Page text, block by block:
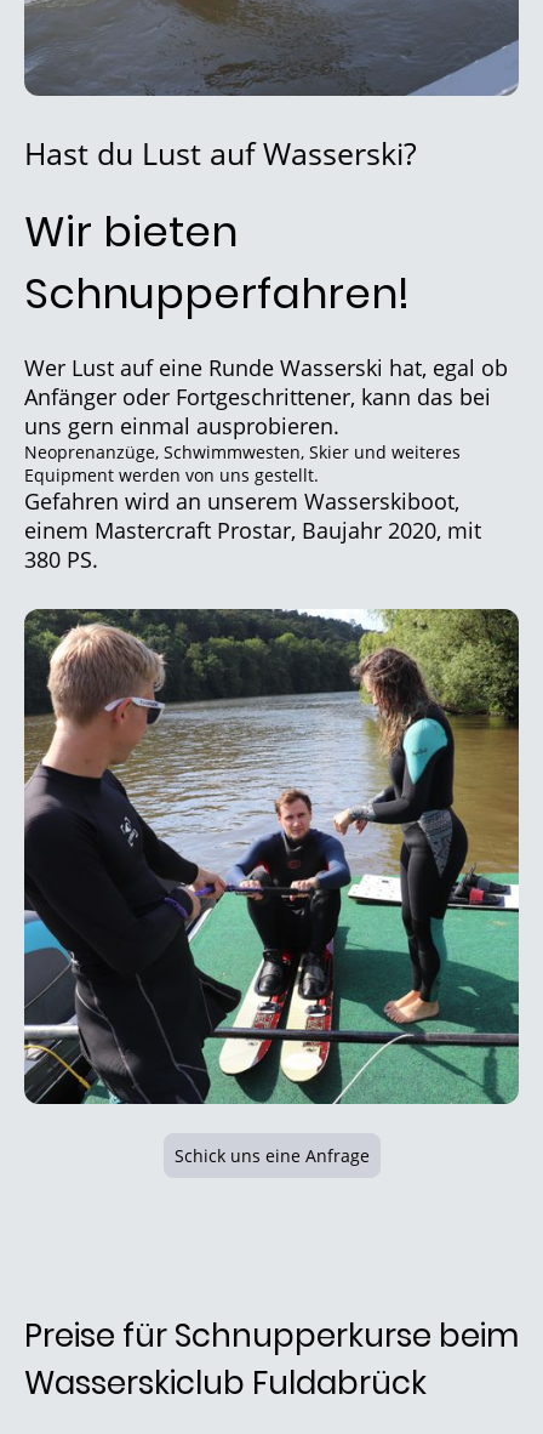
Hast du Lust auf Wasserski?
Wir bieten
Schnupperfahren!
Wer Lust auf eine Runde Wasserski hat, egal ob
Anfänger oder Fortgeschrittener, kann das bei
uns gern einmal ausprobieren.
Neoprenanzüge, Schwimmwesten, Skier und weiteres
Equipment werden von uns gestellt.
Gefahren wird an unserem Wasserskiboot,
einem Mastercraft Prostar, Baujahr 2020, mit
380 PS.
Schick uns eine Anfrage
Preise für Schnupperkurse beim
Wasserskiclub Fuldabrück